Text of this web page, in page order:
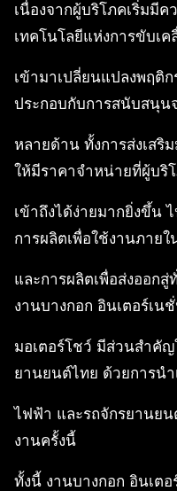
เนื่องจากผู้บริโภคเริ่มมี
เทคโนโลยีแห่งการขับเ
เข้ามาเปลี่ยนแปลงพฤติ
ประกอบกับการสนับสนุน
หลายด้าน ทั้งการส่งเสริ
ให้มีราคาจำหน่ายที่ผู้บริ
เข้าถึงได้ง่ายมากยิ่งขึ้น
การผลิตเพื่อใช้งานภายใ
และการผลิตเพื่อส่งออก
งานบางกอก อินเตอร์เน
มอเตอร์โชว์ มีส่วนสำคั
ยานยนต์ไทย ด้วยการน
ไฟฟ้า และรถจักรยานย
งานครั้งนี้
ทั้งนี้ งานบางกอก อินเต